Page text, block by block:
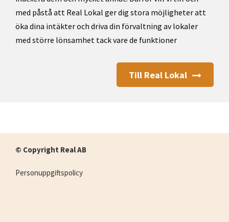
med påstå att Real Lokal ger dig stora möjligheter att
öka dina intäkter och driva din förvaltning av lokaler
med större lönsamhet tack vare de funktioner
Till Real Lokal
© Copyright Real AB
Personuppgiftspolicy